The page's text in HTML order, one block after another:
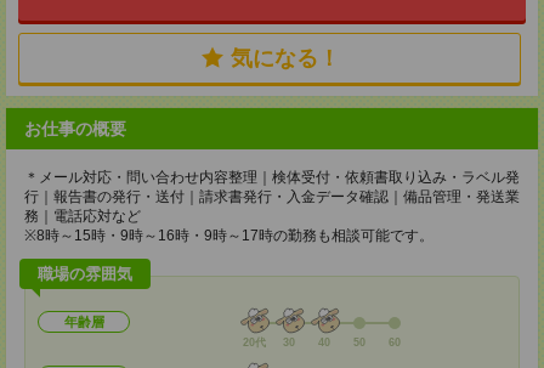
気になる！
お仕事の概要
＊メール対応・問い合わせ内容整理｜検体受付・依頼書取り込み・ラベル発
行｜報告書の発行・送付｜請求書発行・入金データ確認｜備品管理・発送業
務｜電話応対など
※8時～15時・9時～16時・9時～17時の勤務も相談可能です。
職場の雰囲気
年齢層
20代 30 40 50 60